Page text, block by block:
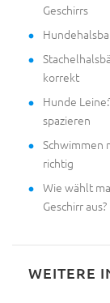
Geschirrs
korrekt
Hunde
spazieren
Schwimmen
richtig
Wie wählt
Geschirr aus?
WEITERE